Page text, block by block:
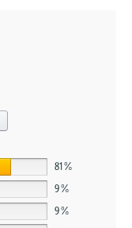
81%
9%
9%